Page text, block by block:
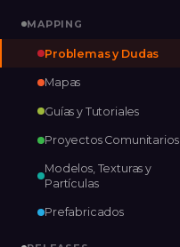
MAPPING
RELEASES
MAPPING
Problemas y Dudas
Mapas
Guías y Tutoriales
Proyectos Comunitarios
Modelos, Texturas y
Partículas
Prefabricados